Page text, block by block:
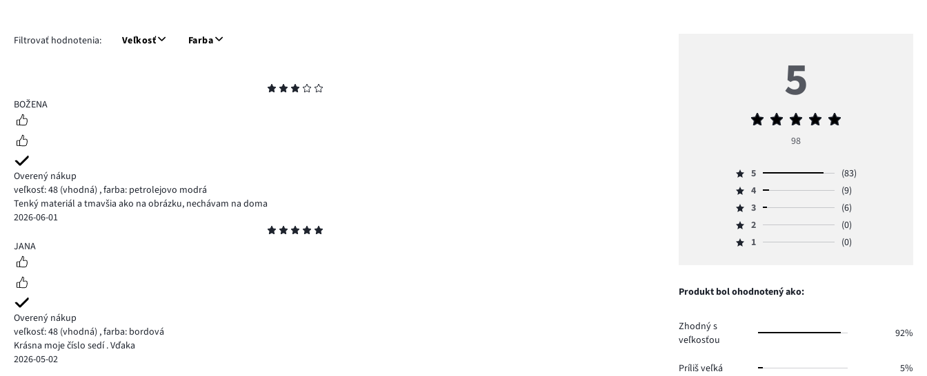
Filtrovať hodnotenia: Veľkosť Farba
3
BOŽENA
Overený nákup
veľkosť: 48 (vhodná) ,farba: petrolejovo modrá
Tenký materiál a tmavšia ako na obrázku, nechávam na doma
2026-06-01
5
JANA
Overený nákup
veľkosť: 48 (vhodná) ,farba: bordová
Krásna moje číslo sedí . Vďaka
2026-05-02
5
Priemerné
5
98
Hodnotenie
5,
počet
hlasov
5
(83)
Hodnotenie
4,
počet
hlasov
4
(9)
Hodnotenie
3,
počet
3
(6)
Hodnotenie
2,
0.
2
(0)
Hodnotenie
hlasov
1 (0)
Produkt bol ohodnotený ako:
Zhodný s
veľkosťou
92%
Príliš veľká 5%